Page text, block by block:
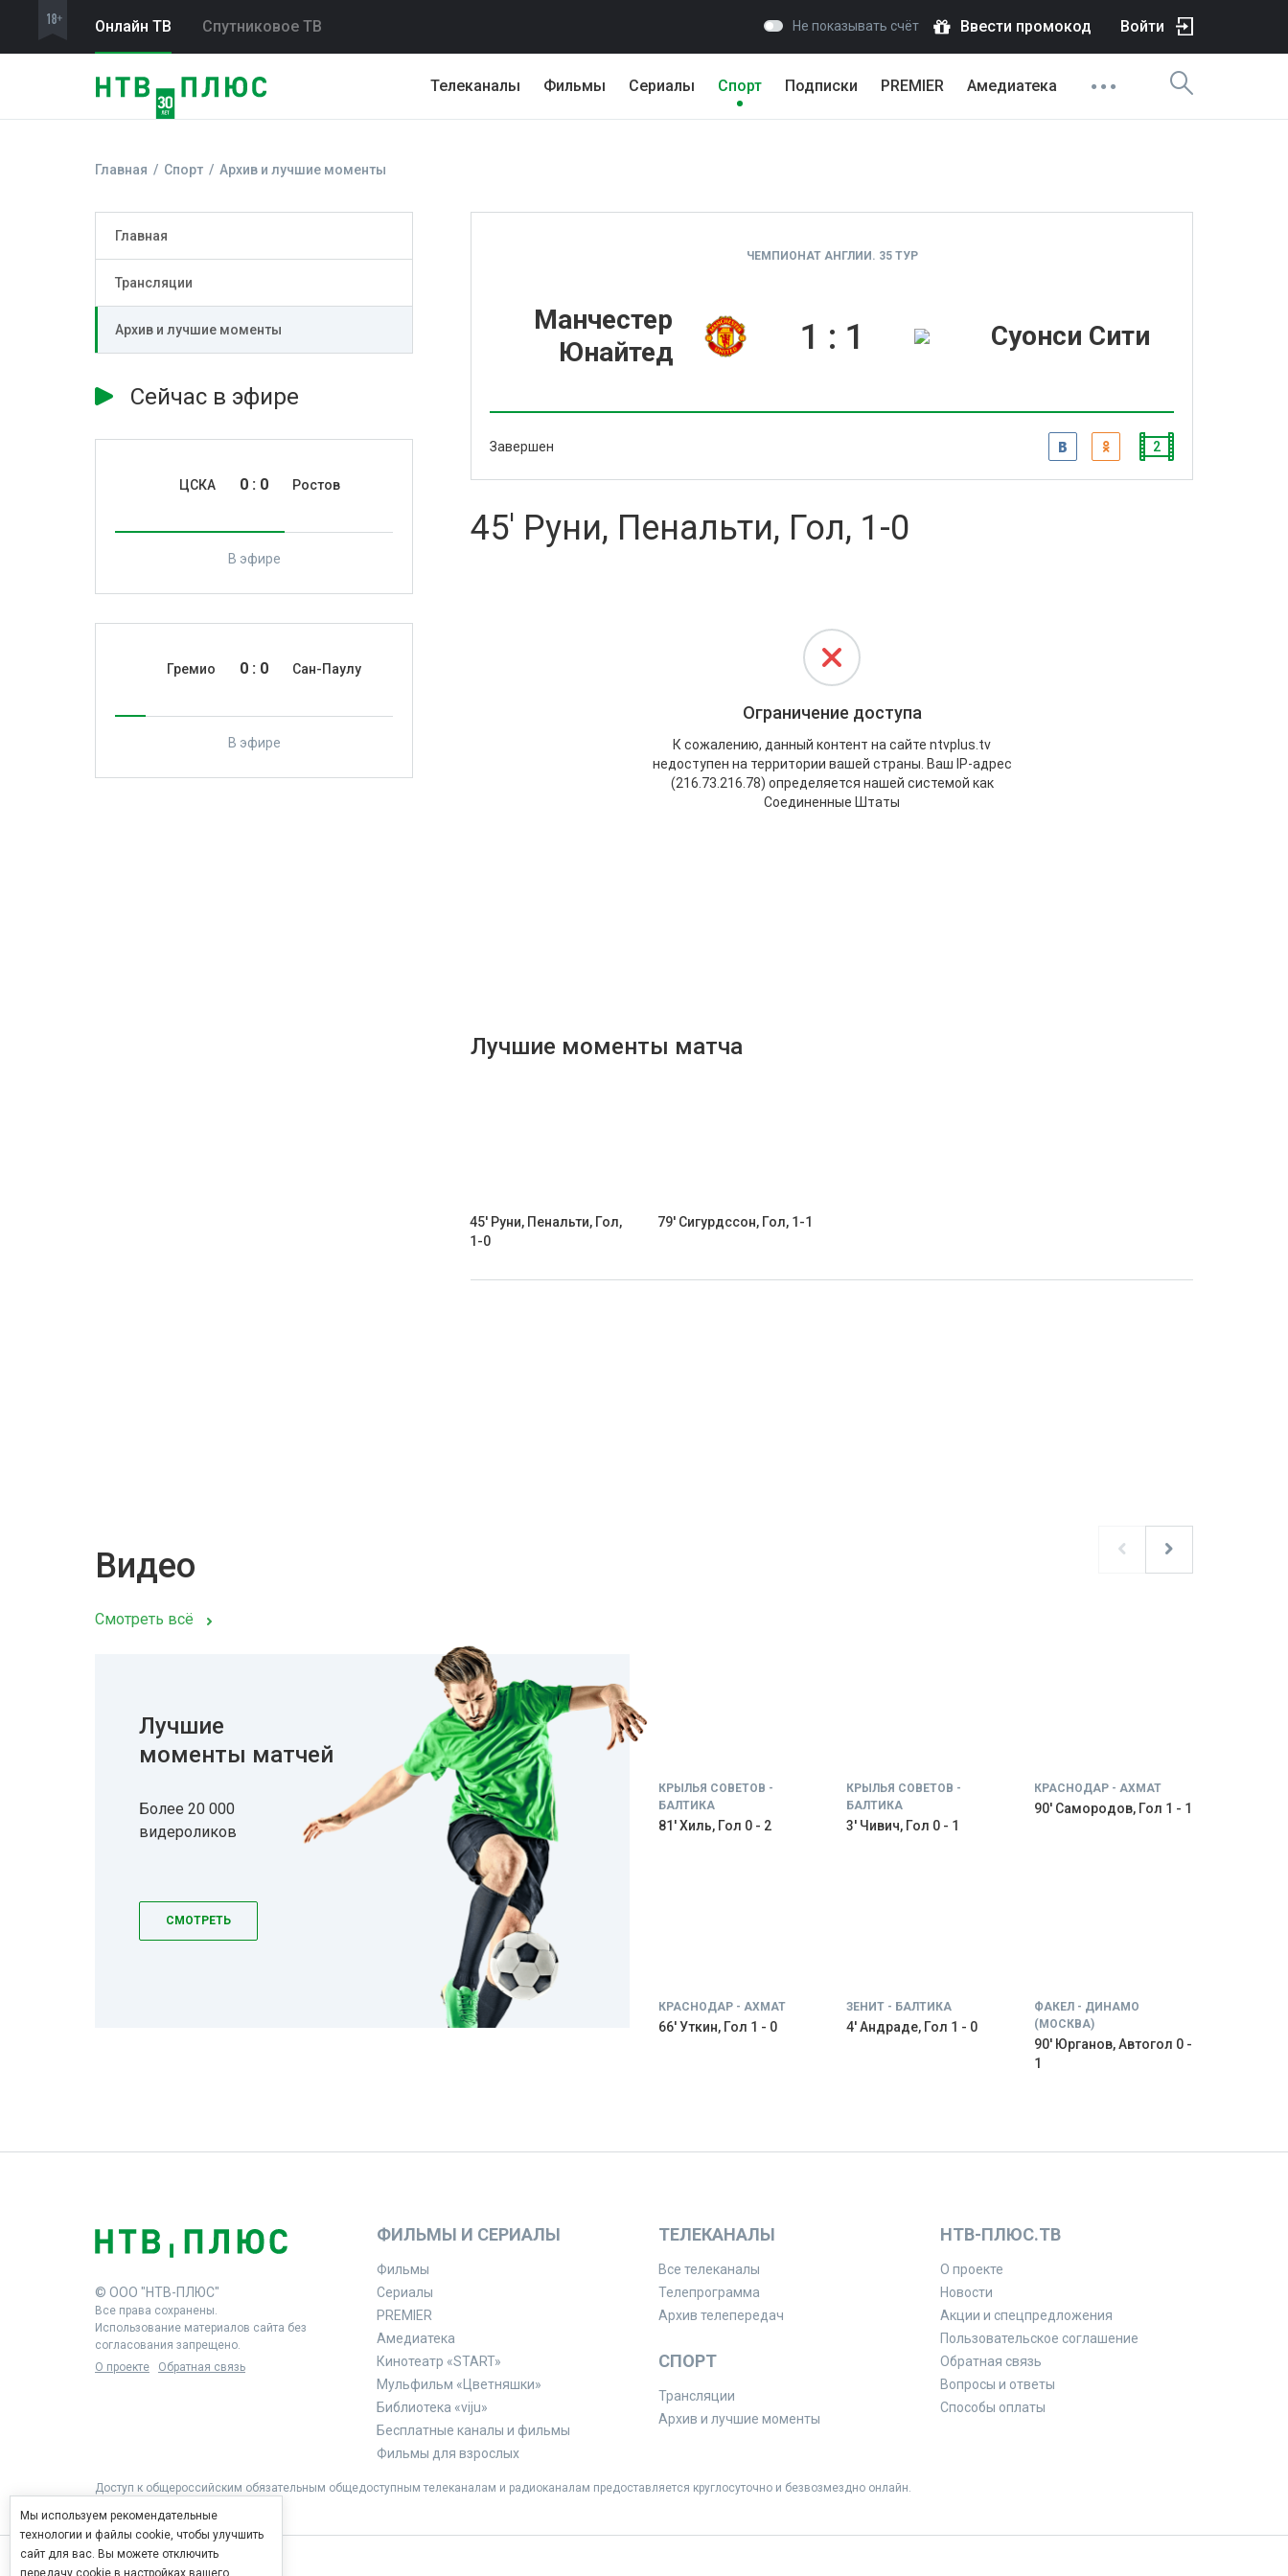
Онлайн ТВ Спутниковое ТВ Не показывать счёт Ввести промокод Войти
Телеканалы Фильмы Сериалы Спорт Подписки PREMIER Амедиатека
Главная Спорт Архив и лучшие моменты
Главная
Трансляции
Архив и лучшие моменты
Сейчас в эфире
ЦСКА Ростов
0 : 0
В эфире
Гремио Сан-Паулу
0 : 0
В эфире
ЧЕМПИОНАТ АНГЛИИ. 35 ТУР
Манчестер
Юнайтед
Суонси Сити
1 : 1
Завершен 2
45' Руни, Пенальти, Гол, 1-0
Лучшие моменты матча
45' Руни, Пенальти, Гол,
1-0
79' Сигурдссон, Гол, 1-1
Видео
Смотреть всё
Лучшие
моменты матчей
Более 20 000
видероликов
СМОТРЕТЬ
КРЫЛЬЯ СОВЕТОВ -
БАЛТИКА
81' Хиль, Гол 0 - 2
КРЫЛЬЯ СОВЕТОВ -
БАЛТИКА
3' Чивич, Гол 0 - 1
КРАСНОДАР - АХМАТ
90' Самородов, Гол 1 - 1
КРАСНОДАР - АХМАТ
66' Уткин, Гол 1 - 0
ЗЕНИТ - БАЛТИКА
4' Андраде, Гол 1 - 0
ФАКЕЛ - ДИНАМО
(МОСКВА)
90' Юрганов, Автогол 0 -
1
© ООО "НТВ-ПЛЮС"
Все права сохранены.
Использование материалов сайта без
согласования запрещено.
О проекте
Обратная связь
ФИЛЬМЫ И СЕРИАЛЫ
Фильмы
Сериалы
PREMIER
Амедиатека
Кинотеатр «START»
Мульфильм «Цветняшки»
Библиотека «viju»
Бесплатные каналы и фильмы
Фильмы для взрослых
ТЕЛЕКАНАЛЫ
Все телеканалы
Телепрограмма
Архив телепередач
СПОРТ
Трансляции
Архив и лучшие моменты
НТВ-ПЛЮС.ТВ
О проекте
Новости
Акции и спецпредложения
Пользовательское соглашение
Обратная связь
Вопросы и ответы
Способы оплаты
Доступ к общероссийским обязательным общедоступным телеканалам и радиоканалам предоставляется круглосуточно и безвозмездно онлайн.
Мы используем рекомендательные
технологии и файлы cookie, чтобы улучшить
сайт для вас. Вы можете отключить
передачу cookie в настройках вашего